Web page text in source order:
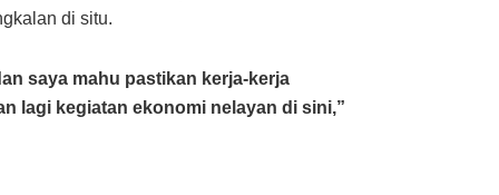
di situ.
saya mahu pastikan kerja-kerja
lagi kegiatan ekonomi nelayan di sini,”